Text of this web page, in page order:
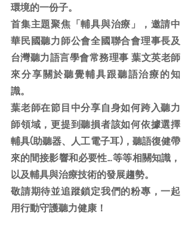
環境的一份子。
首集主題聚焦「輔具與治療」，邀請中
華民國聽力師公會全國聯合會理事長及
台灣聽力語言學會常務理事 葉文英老師
來分享關於聽覺輔具跟聽語治療的知
識。
葉老師在節目中分享自身如何跨入聽力
師領域，更提到聽損者該如何依據選擇
輔具(助聽器、人工電子耳)，聽語復健帶
來的間接影響和必要性…等等相關知識，
以及輔具與治療技術的發展趨勢。
敬請期待並追蹤鎖定我們的粉專，一起
用行動守護聽力健康！